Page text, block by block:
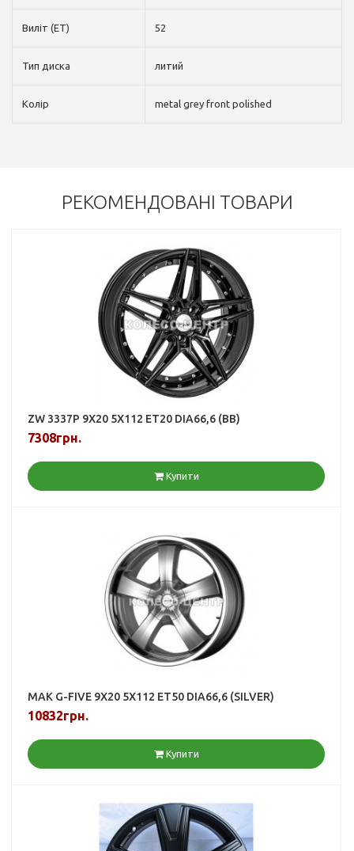
Виліт (ET) 52
Тип диска литий
Колір metal grey front polished
РЕКОМЕНДОВАНІ ТОВАРИ
ZW 3337P 9X20 5X112 ET20 DIA66,6 (BB)
7308грн.
Купити
MAK G-FIVE 9X20 5X112 ET50 DIA66,6 (SILVER)
10832грн.
Купити